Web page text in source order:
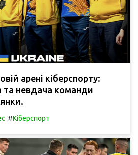
арені кіберспорту:
та невдача команди
#Кіберспорт